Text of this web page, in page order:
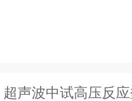
超声波中试高压反